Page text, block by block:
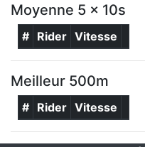
Moyenne 5 x 10s
# Rider Vitesse
Meilleur 500m
# Rider Vitesse